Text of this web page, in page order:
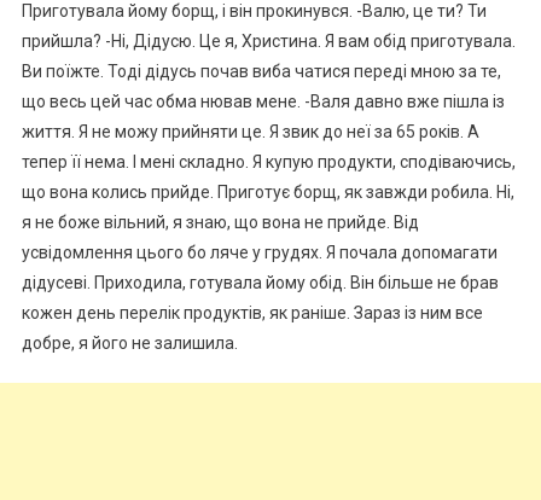
Приготувала йому борщ, і він прокинувся. -Валю, це ти? Ти
прийшла? -Ні, Дідусю. Це я, Христина. Я вам обід приготувала.
Ви поїжте. Тоді дідусь почав виба чатися переді мною за те,
що весь цей час обма нював мене. -Валя давно вже пішла із
життя. Я не можу прийняти це. Я звик до неї за 65 років. А
тепер її нема. І мені складно. Я купую продукти, сподіваючись,
що вона колись прийде. Приготує борщ, як завжди робила. Ні,
я не боже вільний, я знаю, що вона не прийде. Від
усвідомлення цього бо ляче у грудях. Я почала допомагати
дідусеві. Приходила, готувала йому обід. Він більше не брав
кожен день перелік продуктів, як раніше. Зараз із ним все
добре, я його не залишила.